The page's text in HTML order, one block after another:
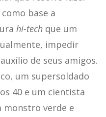
base a
hi-tech que um
impedir
de seus amigos.
um supersoldado
40 e um cientista
monstro verde e